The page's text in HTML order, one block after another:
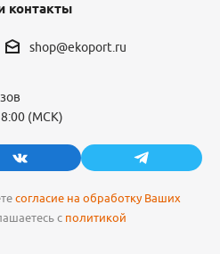
контакты
shop@ekoport.ru
(МСК)
согласие на обработку Ваших
с политикой